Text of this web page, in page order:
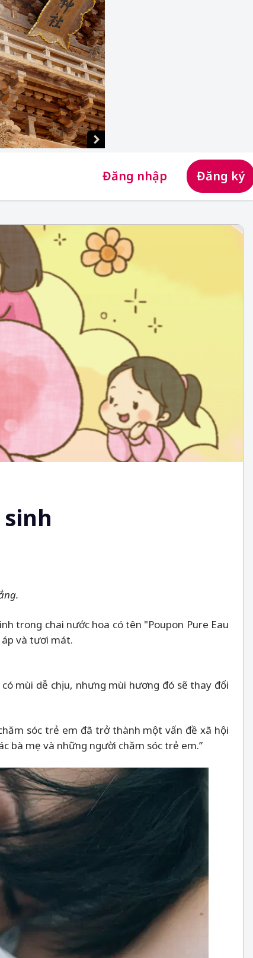
Đăng nhập Đăng ký
trong chai nước hoa có tên "Poupon Pure Eau
và tươi mát.
mùi dễ chịu, nhưng mùi hương đó sẽ thay đổi
sóc trẻ em đã trở thành một vấn đề xã hội
bà mẹ và những người chăm sóc trẻ em.”